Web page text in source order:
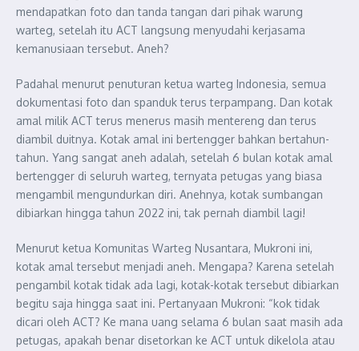
mendapatkan foto dan tanda tangan dari pihak warung
warteg, setelah itu ACT langsung menyudahi kerjasama
kemanusiaan tersebut. Aneh?
Padahal menurut penuturan ketua warteg Indonesia, semua
dokumentasi foto dan spanduk terus terpampang. Dan kotak
amal milik ACT terus menerus masih mentereng dan terus
diambil duitnya. Kotak amal ini bertengger bahkan bertahun-
tahun. Yang sangat aneh adalah, setelah 6 bulan kotak amal
bertengger di seluruh warteg, ternyata petugas yang biasa
mengambil mengundurkan diri. Anehnya, kotak sumbangan
dibiarkan hingga tahun 2022 ini, tak pernah diambil lagi!
Menurut ketua Komunitas Warteg Nusantara, Mukroni ini,
kotak amal tersebut menjadi aneh. Mengapa? Karena setelah
pengambil kotak tidak ada lagi, kotak-kotak tersebut dibiarkan
begitu saja hingga saat ini. Pertanyaan Mukroni: “kok tidak
dicari oleh ACT? Ke mana uang selama 6 bulan saat masih ada
petugas, apakah benar disetorkan ke ACT untuk dikelola atau